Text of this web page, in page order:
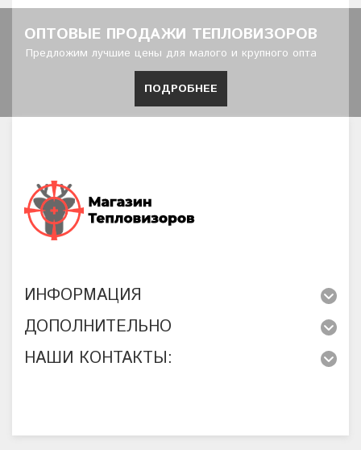
ОПТОВЫЕ ПРОДАЖИ ТЕПЛОВИЗОРОВ
Предложим лучшие цены для малого и крупного опта
ПОДРОБНЕЕ
ИНФОРМАЦИЯ
ДОПОЛНИТЕЛЬНО
НАШИ КОНТАКТЫ: